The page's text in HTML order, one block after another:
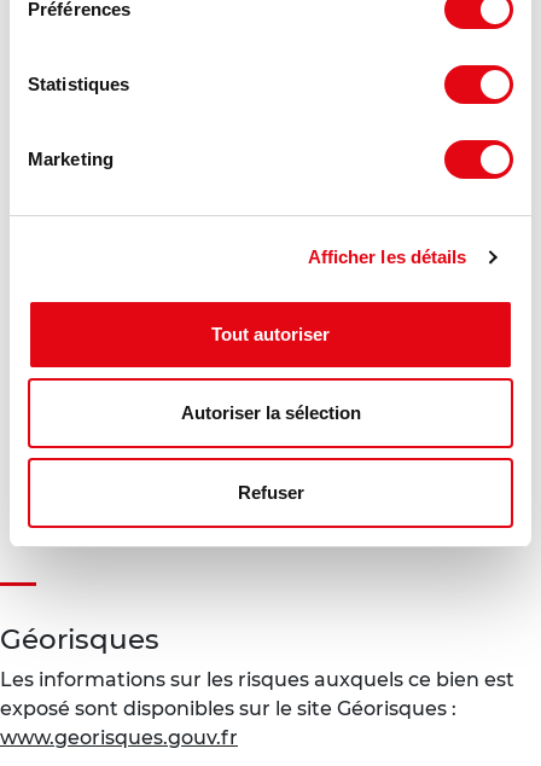
Préférences
Statistiques
Marketing
Afficher les détails
Tout autoriser
Autoriser la sélection
Refuser
Consommation énergétique :
Diagnostic en cours de réalisation
Gaz à effet de serre :
Diagnostic en cours de réalisation
Géorisques
Les informations sur les risques auxquels ce bien est
exposé sont disponibles sur le site Géorisques :
www.georisques.gouv.fr